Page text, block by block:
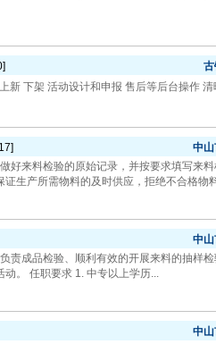
新 下架 活动设计和申报 售后等后台操作
中
好来料检验的原始记录，并按要求填写来
证生产所需物料的及时供应，拒绝不合格物
中
责成品检验、顺利有效的开展来料的抽样
动。 任职要求 1. 中专以上学历...
中